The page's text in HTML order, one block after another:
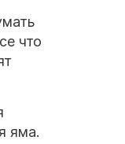
что
яма.